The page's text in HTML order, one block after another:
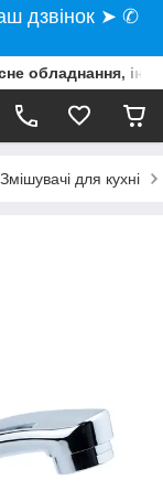
дзвінок ➤ ✆
обладнання,
Змішувачі для кухні